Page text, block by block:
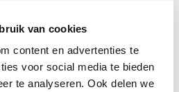
van cookies
content en advertenties te
voor social media te bieden
te analyseren. Ook delen we